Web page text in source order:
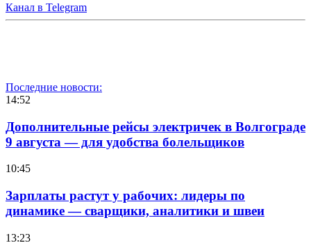
Канал в Telegram
Последние новости:
14:52
Дополнительные рейсы электричек в Волгограде
9 августа — для удобства болельщиков
10:45
Зарплаты растут у рабочих: лидеры по
динамике — сварщики, аналитики и швеи
13:23